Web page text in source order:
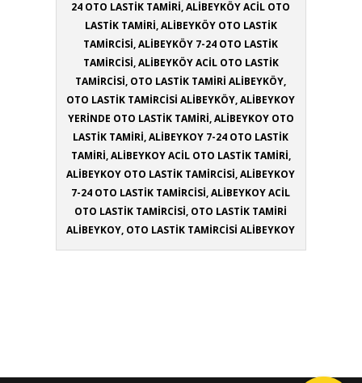
24 OTO LASTİK TAMİRİ, ALİBEYKÖY ACİL OTO
LASTİK TAMİRİ, ALİBEYKÖY OTO LASTİK
TAMİRCİSİ, ALİBEYKÖY 7-24 OTO LASTİK
TAMİRCİSİ, ALİBEYKÖY ACİL OTO LASTİK
TAMİRCİSİ, OTO LASTİK TAMİRİ ALİBEYKÖY,
OTO LASTİK TAMİRCİSİ ALİBEYKÖY, ALİBEYKOY
YERİNDE OTO LASTİK TAMİRİ, ALİBEYKOY OTO
LASTİK TAMİRİ, ALİBEYKOY 7-24 OTO LASTİK
TAMİRİ, ALİBEYKOY ACİL OTO LASTİK TAMİRİ,
ALİBEYKOY OTO LASTİK TAMİRCİSİ, ALİBEYKOY
7-24 OTO LASTİK TAMİRCİSİ, ALİBEYKOY ACİL
OTO LASTİK TAMİRCİSİ, OTO LASTİK TAMİRİ
ALİBEYKOY, OTO LASTİK TAMİRCİSİ ALİBEYKOY